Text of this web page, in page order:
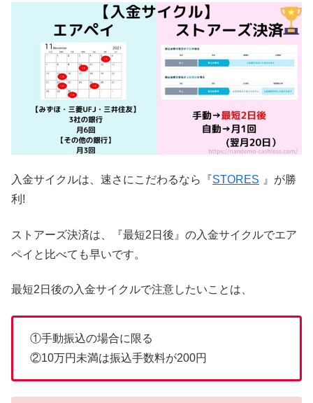
入金サイクルは、速さにこだわるなら『STORES 』が勝
利!
ストアーズ決済は、『最短2日後』の入金サイクルでエア
ペイと比べても早いです。
最短2日後の入金サイクルで注意したいことは、
①手動振込の場合に限る
②10万円未満は振込手数料が200円